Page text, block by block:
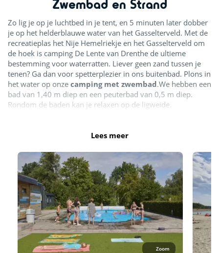
Zwembad en Strand
Zo lig je op je luchtbed in je tent, en 5 minuten later dobber
je op het helderblauwe water van het Gasselterveld. Met de
recreatieplas het Nije Hemelriekje en het Gasselterveld om
de hoek is camping De Lente van Drenthe de ultieme
bestemming voor waterratten. Liever geen zand tussen je
tenen? Ga dan voor spetterplezier in ons buitenbad. Plons in
het water op onze camping met zwembad.We hebben een
bad van 1,40 m diep en een peuterbad van 0,5 m diep.
Rondom de baden kan je relaxen op de ligweide.
, afhankelijk van de weersomstandigheden.
Buitenzwembad Strand
Lees meer
Zoom